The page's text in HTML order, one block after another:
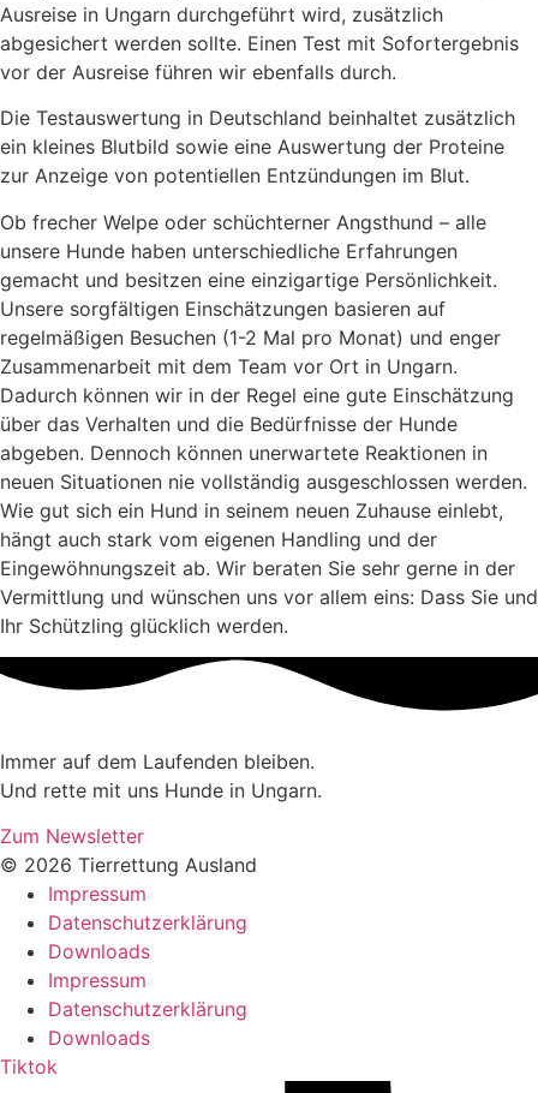
Ausreise in Ungarn durchgeführt wird, zusätzlich
abgesichert werden sollte. Einen Test mit Sofortergebnis
vor der Ausreise führen wir ebenfalls durch.
Die Testauswertung in Deutschland beinhaltet zusätzlich
ein kleines Blutbild sowie eine Auswertung der Proteine
zur Anzeige von potentiellen Entzündungen im Blut.
Ob frecher Welpe oder schüchterner Angsthund – alle
unsere Hunde haben unterschiedliche Erfahrungen
gemacht und besitzen eine einzigartige Persönlichkeit.
Unsere sorgfältigen Einschätzungen basieren auf
regelmäßigen Besuchen (1-2 Mal pro Monat) und enger
Zusammenarbeit mit dem Team vor Ort in Ungarn.
Dadurch können wir in der Regel eine gute Einschätzung
über das Verhalten und die Bedürfnisse der Hunde
abgeben. Dennoch können unerwartete Reaktionen in
neuen Situationen nie vollständig ausgeschlossen werden.
Wie gut sich ein Hund in seinem neuen Zuhause einlebt,
hängt auch stark vom eigenen Handling und der
Eingewöhnungszeit ab. Wir beraten Sie sehr gerne in der
Vermittlung und wünschen uns vor allem eins: Dass Sie und
Ihr Schützling glücklich werden.
Immer auf dem Laufenden bleiben.
Und rette mit uns Hunde in Ungarn.
Zum Newsletter
© 2026 Tierrettung Ausland
Impressum
Datenschutzerklärung
Downloads
Impressum
Datenschutzerklärung
Downloads
Tiktok